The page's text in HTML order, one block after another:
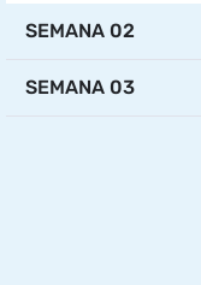
SEMANA 02
SEMANA 03